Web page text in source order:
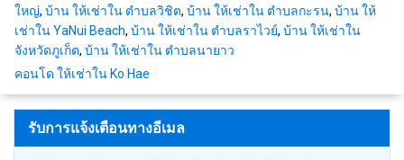
ใหญ่, บ้าน ให้เช่าใน ตำบลวิชิต, บ้าน ให้เช่าใน ตำบลกะรน, บ้าน ให้
เช่าใน YaNui Beach, บ้าน ให้เช่าใน ตำบลราไวย์, บ้าน ให้เช่าใน
จังหวัดภูเก็ต, บ้าน ให้เช่าใน ตำบลนายาว
คอนโด ให้เช่าใน Ko Hae
รับการแจ้งเตือนทางอีเมล